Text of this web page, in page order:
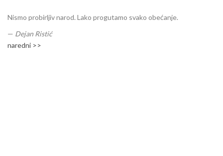
Nismo probirljiv narod. Lako progutamo svako obećanje.
— Dejan Ristić
naredni >>